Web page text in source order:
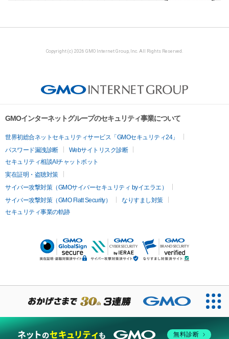
Copyright (c) 2026 GMO Internet Group, Inc. All Rights Reserved.
GMOインターネットグループのセキュリティ事業について
世界初総合ネットセキュリティサービス「GMOセキュリティ24」
パスワード漏洩診断
Webサイトリスク診断
セキュリティ相談AIチャットボット
実在証明・盗聴対策
サイバー攻撃対策（GMOサイバーセキュリティ byイエラエ）
サイバー攻撃対策（GMO Flatt Security）
なりすまし対策
セキュリティ事業の軌跡
無料診断